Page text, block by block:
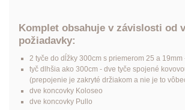
Komplet obsahuje v závislosti od
požiadavky:
2 tyče do dĺžky 300cm s priemerom 25 a 19mm
tyč dlhšia ako 300cm - dve tyče spojené
(prepojenie je zakryté držiakom a nie je to
dve koncovky Koloseo
dve koncovky Pullo